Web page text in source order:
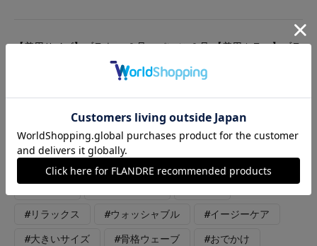
【着用サイズ】ブラウス:９号、パンツ:９号 【着用カラー】ブラ
ウス:ベージュ、パンツ:ベージュ 着心地らくちん麻調セットアッ
プスタイル。 麻のシャリ感と涼しさを、シワにならないポリエ
ステル素材で再現。着心地はドライタッチで風通りがよく涼しい
です。パンツのウエストはオールゴムで内側の紐で絞って調節で
きます。 おでかけや観劇、ショッピングにオススメのコーディ
ネートです。
#リラックス #ウォッシャブル #イージーケア
#大きいサイズ #骨格ウェーブ #おでかけ